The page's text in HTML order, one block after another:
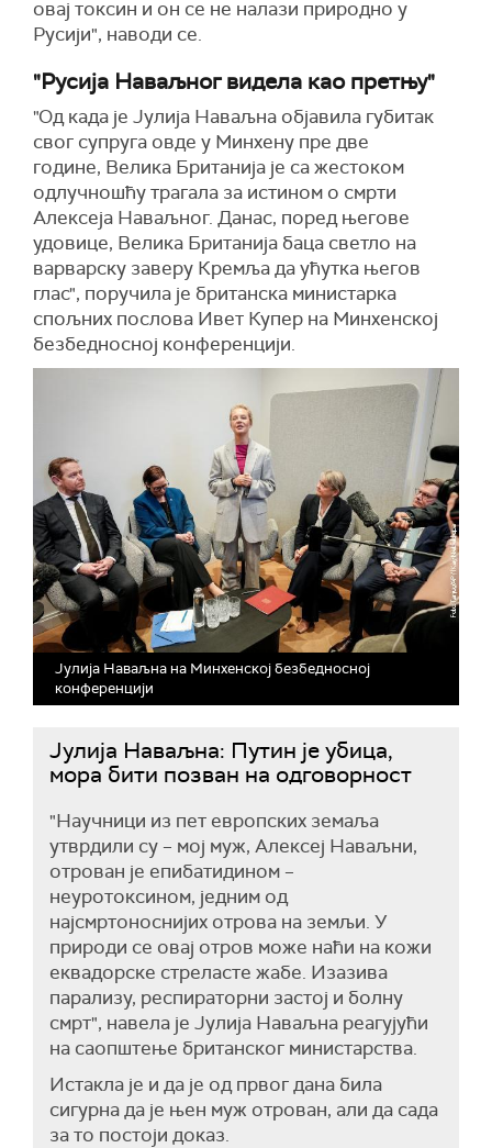
овај токсин и он се не налази природно у
Русији", наводи се.
"Русија Наваљног видела као претњу"
"Од када је Јулија Наваљна објавила губитак
свог супруга овде у Минхену пре две
године, Велика Британија је са жестоком
одлучношћу трагала за истином о смрти
Алексеја Наваљног. Данас, поред његове
удовице, Велика Британија баца светло на
варварску заверу Кремља да ућутка његов
глас", поручила је британска министарка
спољних послова Ивет Купер на Минхенској
безбедносној конференцији.
Јулија Наваљна на Минхенској безбедносној
конференцији
Јулија Наваљна: Путин је убица,
мора бити позван на одговорност
"Научници из пет европских земаља
утврдили су – мој муж, Алексеј Наваљни,
отрован је епибатидином –
неуротоксином, једним од
најсмртоноснијих отрова на земљи. У
природи се овај отров може наћи на кожи
еквадорске стреласте жабе. Изазива
парализу, респираторни застој и болну
смрт", навела је Јулија Наваљна реагујући
на саопштење британског министарства.
Истакла је и да је од првог дана била
сигурна да је њен муж отрован, али да сада
за то постоји доказ.